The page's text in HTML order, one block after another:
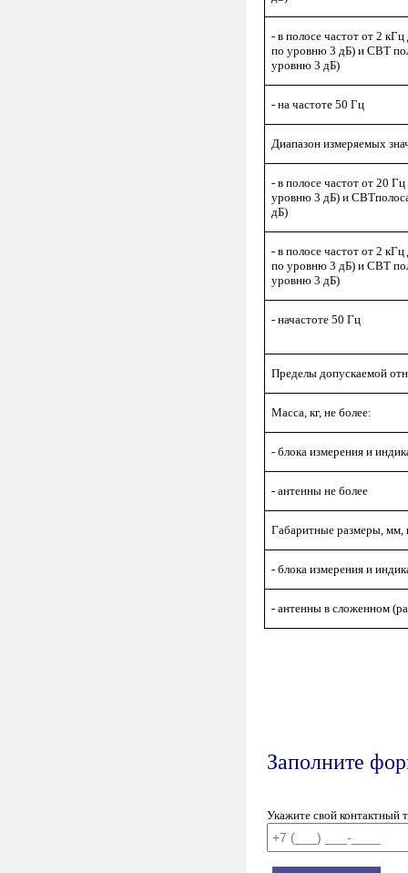
- в полосе частот от 2
по уровню 3 дБ) и СВТ
уровню 3 дБ)
- на частоте 50 Гц
Диапазон измеряемых
- в полосе частот от 20
уровню 3 дБ) и
дБ)
- в полосе частот от 2
по уровню 3 дБ) и СВТ
уровню 3 дБ)
- начастоте 50 Гц
Пределы допускаемой
Масса, кг, не более:
- блока измерения и
- антенны не более
Габаритные размеры, мм,
- блока измерения и
- антенны в сложенном
Заполните
Укажите свой контактный